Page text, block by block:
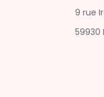
9 rue
59930